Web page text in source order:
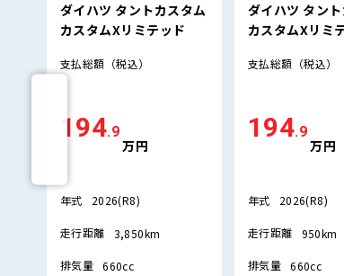
ダイハツ タントカスタム
カスタムXリミテッド
支払総額 （税込）
194.9
万円
年式 2026(R8)
走行距離 3,850km
排気量 660cc
ダイハツ タン
カスタムXリミ
支払総額 （税込）
194.9
万円
年式 2026(R8)
走行距離 950km
排気量 660cc